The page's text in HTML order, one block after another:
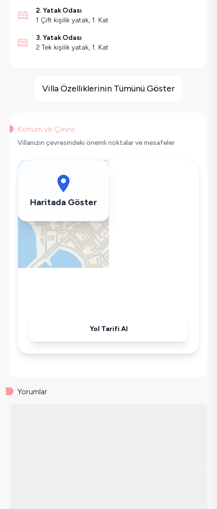
2. Yatak Odası
1 Çift kişilik yatak, 1. Kat
3. Yatak Odası
2 Tek kişilik yatak, 1. Kat
Deniz Manzarası
Bulaşık Makinesi
Çamaşır Makinesi
Klima
Wifi / İnternet
Kettle
Havuz-Bahçe Bakımı
Villa Özelliklerinin Tümünü Göster
Konum ve Çevre
Villanızın çevresindeki önemli noktalar ve mesafeler
Haritada Göster
Yol Tarifi Al
Yorumlar